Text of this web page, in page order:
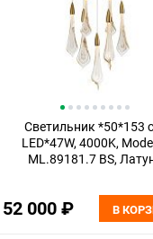
Светильник *50*153
LED*47W, 4000K,
ML.89181.7 BS,
52 000 ₽ В